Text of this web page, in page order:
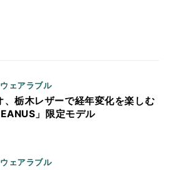
ェアラブル
、栃木レザーで経年変化を楽しむ
」限定モデル
ェアラブル